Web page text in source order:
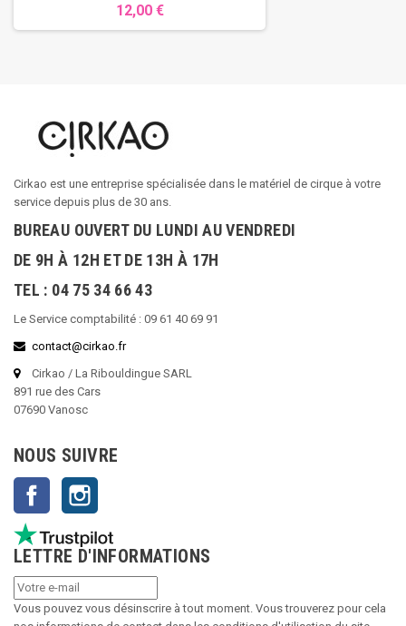
12,00 €
Cirkao est une entreprise spécialisée dans le matériel de cirque à votre
service depuis plus de 30 ans.
BUREAU OUVERT DU LUNDI AU VENDREDI
DE 9H À 12H ET DE 13H À 17H
TEL : 04 75 34 66 43
Le Service comptabilité : 09 61 40 69 91
contact@cirkao.fr
Cirkao / La Ribouldingue SARL
891 rue des Cars
07690 Vanosc
NOUS SUIVRE
Facebook
LETTRE D'INFORMATIONS
Vous pouvez vous désinscrire à tout moment. Vous trouverez pour cela